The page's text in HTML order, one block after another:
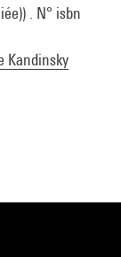
. N° isbn
Kandinsky